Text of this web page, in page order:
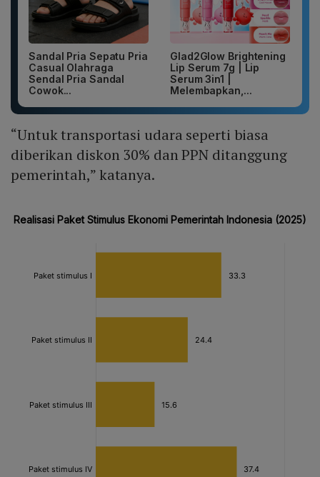
Sandal Pria Sepatu Pria
Casual Olahraga
Sendal Pria Sandal
Cowok...
Glad2Glow Brightening
Lip Serum 7g | Lip
Serum 3in1 |
Melembapkan,...
“Untuk transportasi udara seperti biasa
diberikan diskon 30% dan PPN ditanggung
pemerintah,” katanya.